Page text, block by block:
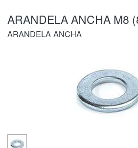
ARANDELA ANCHA M8
ARANDELA ANCHA